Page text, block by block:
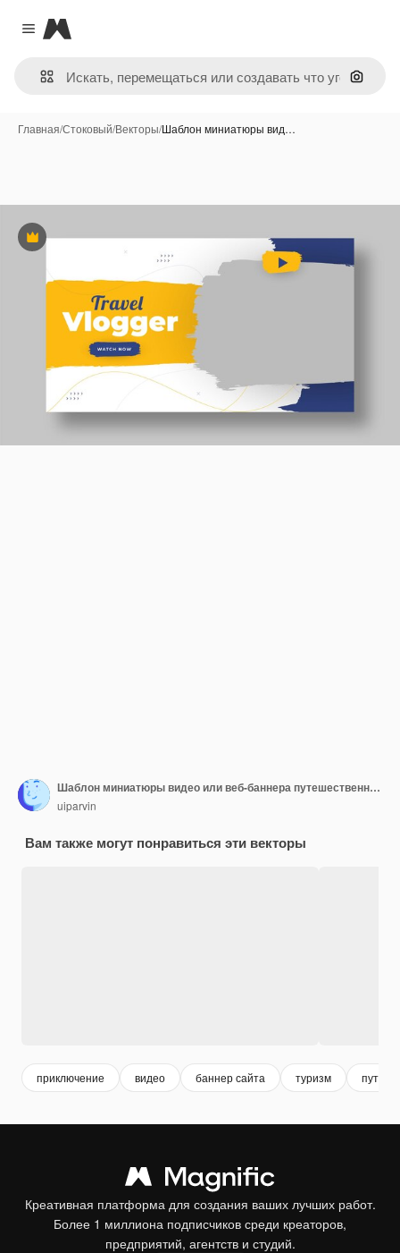
Close menu
Magnific
Поиск
Главная/Стоковый/Векторы/Шаблон миниатюры вид…
Премиум
Шаблон миниатюры видео или веб-баннера путешественника youtube
uiparvin
Вам также могут понравиться эти векторы
приключение видео баннер сайта туризм
Креативная платформа для создания ваших лучших работ.
Более 1 миллиона подписчиков среди креаторов,
предприятий, агентств и студий.